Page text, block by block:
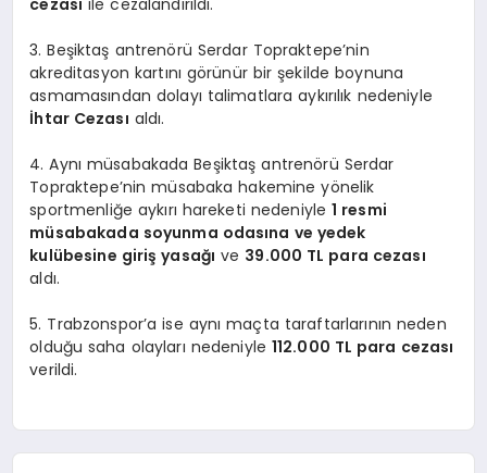
cezası ile cezalandırıldı.
3. Beşiktaş antrenörü Serdar Topraktepe’nin
akreditasyon kartını görünür bir şekilde boynuna
asmamasından dolayı talimatlara aykırılık nedeniyle
İhtar Cezası aldı.
4. Aynı müsabakada Beşiktaş antrenörü Serdar
Topraktepe’nin müsabaka hakemine yönelik
sportmenliğe aykırı hareketi nedeniyle1 resmi
müsabakada soyunma odasına ve yedek
kulübesine giriş yasağı ve 39.000 TL para cezası
aldı.
5. Trabzonspor’a ise aynı maçta taraftarlarının neden
olduğu saha olayları nedeniyle 112.000 TL para cezası
verildi.